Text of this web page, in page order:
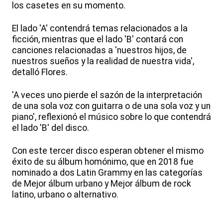
los casetes en su momento.
El lado 'A' contendrá temas relacionados a la
ficción, mientras que el lado 'B' contará con
canciones relacionadas a 'nuestros hijos, de
nuestros sueños y la realidad de nuestra vida',
detalló Flores.
'A veces uno pierde el sazón de la interpretación
de una sola voz con guitarra o de una sola voz y un
piano', reflexionó el músico sobre lo que contendrá
el lado 'B' del disco.
Con este tercer disco esperan obtener el mismo
éxito de su álbum homónimo, que en 2018 fue
nominado a dos Latin Grammy en las categorías
de Mejor álbum urbano y Mejor álbum de rock
latino, urbano o alternativo.